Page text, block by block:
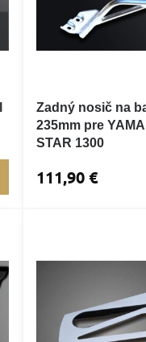
Zadný nosič na
235mm pre
STAR 1300
111,90 €